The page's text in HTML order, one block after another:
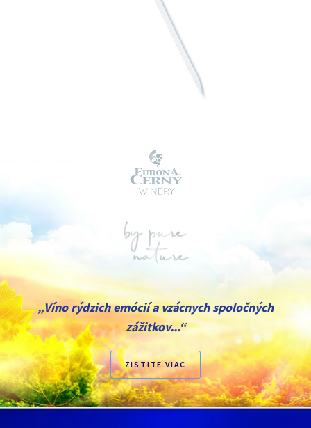
„Víno rýdzich emócií a vzácnych spoločných
zážitkov...“
ZISTITE VIAC